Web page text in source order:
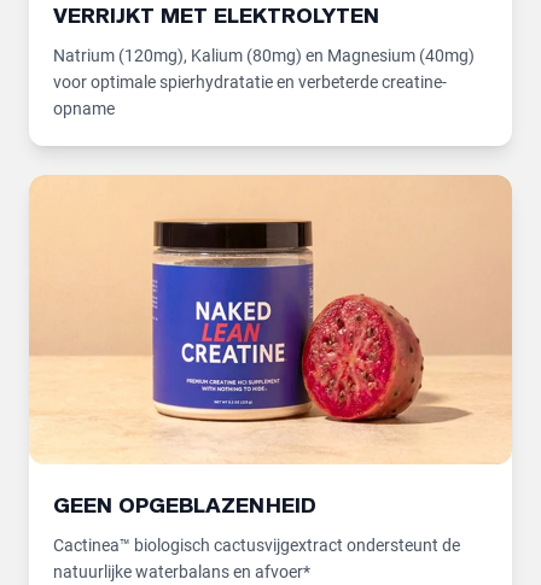
VERRIJKT MET ELEKTROLYTEN
Natrium (120mg), Kalium (80mg) en Magnesium (40mg)
voor optimale spierhydratatie en verbeterde creatine-
opname
GEEN OPGEBLAZENHEID
Cactinea™ biologisch cactusvijgextract ondersteunt de
natuurlijke waterbalans en afvoer*